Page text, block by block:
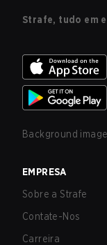
Strafe, tudo em
Background
EMPRESA
Sobre a Strafe
Contate-Nos
Carreira